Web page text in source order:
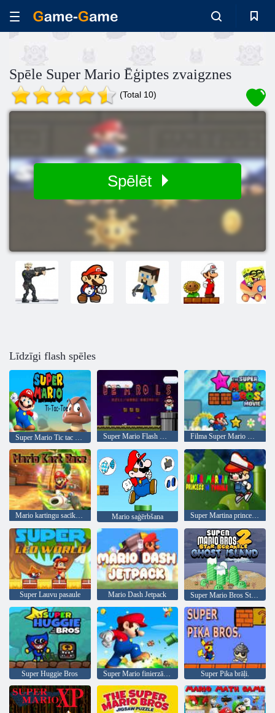
Spēle Super Mario Ēģiptes zvaigznes
(Total 10)
Spēlēt
Līdzīgi flash spēles
Super Mario Tic tac purngals Super Mario Flash Helovīna versija Filma Super Mario Bros v. 3
Mario kartingu sacīkstes Mario saģērbšana Super Martina princese nepatikšanās
Super Lauvu pasaule Mario Dash Jetpack Super Mario Bros Star Scramble 2 Spoku sala
Super Huggie Bros Super Mario finierzāģis: 2. sezona Super Pika brāļi.